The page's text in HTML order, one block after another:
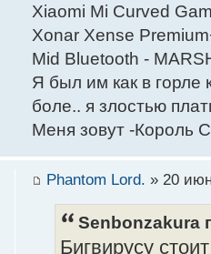
Xiaomi Mi Curved
Xonar Xense
Mid Bluetooth -
Я был им как в горле
боле.. я злостью
Меня зовут -Король
Phantom Lord. » 20
Senbonzakura
Бигвирусу